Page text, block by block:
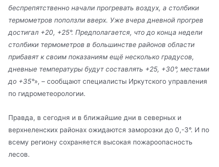
беспрепятственно начали прогревать воздух, а столбики
термометров поползли вверх. Уже вчера дневной прогрев
достигал +20, +25°. Предполагается, что до конца недели
столбики термометров в большинстве районов области
прибавят к своим показаниям ещё несколько градусов,
дневные температуры будут составлять +25, +30°, местами
до +35°», – сообщают специалисты Иркутского управления
по гидрометеорологии.
Правда, в сегодня и в ближайшие дни в северных и
верхнеленских районах ожидаются заморозки до 0,-3°. И по
всему региону сохраняется высокая пожароопасность
лесов.